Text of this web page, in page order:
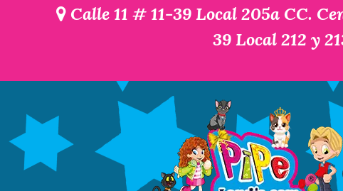
Calle 11 # 11-39 Local 205a CC.
39 Local 212 y